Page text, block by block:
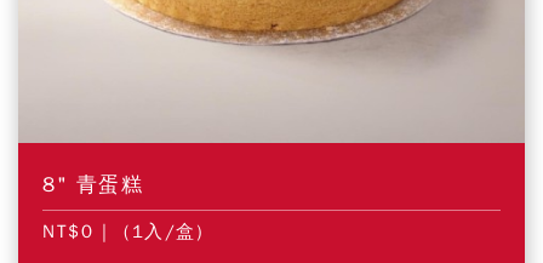
8" 青蛋糕
NT$0 | (1入/盒)